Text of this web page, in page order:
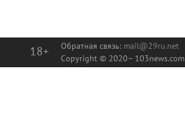
18+ Обратная связь: mail@29ru.net
Copyright © 2020– 103news.com